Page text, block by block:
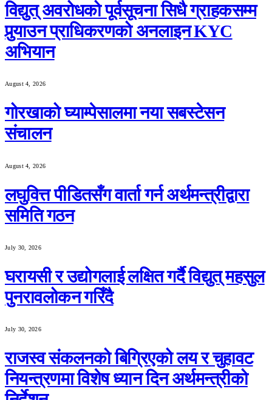
विद्युत् अवरोधको पूर्वसूचना सिधै ग्राहकसम्म
पुर्‍याउन प्राधिकरणको अनलाइन KYC
अभियान
August 4, 2026
गोरखाको घ्याम्पेसालमा नया सबस्टेसन
संचालन
August 4, 2026
लघुवित्त पीडितसँग वार्ता गर्न अर्थमन्त्रीद्वारा
समिति गठन
July 30, 2026
घरायसी र उद्योगलाई लक्षित गर्दै विद्युत् महसुल
पुनरावलोकन गरिँदै
July 30, 2026
राजस्व संकलनको बिग्रिएको लय र चुहावट
नियन्त्रणमा विशेष ध्यान दिन अर्थमन्त्रीको